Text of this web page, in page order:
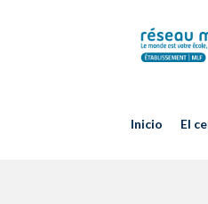
Inicio El